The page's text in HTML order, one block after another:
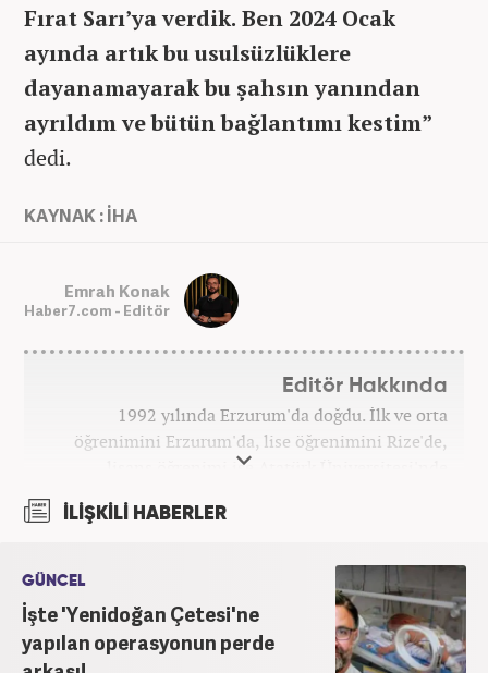
Fırat Sarı’ya verdik. Ben 2024 Ocak
ayında artık bu usulsüzlüklere
dayanamayarak bu şahsın yanından
ayrıldım ve bütün bağlantımı kestim”
dedi.
KAYNAK : İHA
Emrah Konak
Haber7.com - Editör
Editör Hakkında
1992 yılında Erzurum'da doğdu. İlk ve orta
öğrenimini Erzurum'da, lise öğrenimini Rize'de,
lisans öğrenimi ise Atatürk Üniversitesi'nde
Üniversitesi'nde yüksek lisans öğrenimine devam
haber sitesi ve televizyon kanalında farklı
pozisyonlarda görev aldı. Şu an meslek hayatına
haber7.com'da "Editör" olarak devam ediyor.
İLİŞKİLİ HABERLER
GÜNCEL
İşte 'Yenidoğan Çetesi'ne
yapılan operasyonun perde